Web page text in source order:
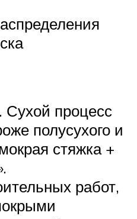
Сухой процесс
полусухого и
стяжка +
работ,